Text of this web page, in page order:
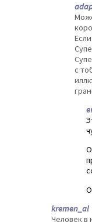
с
kremen_al
Человек в